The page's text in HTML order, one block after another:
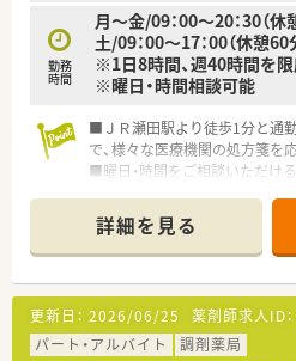
勤務
時間
月～金/09：00～20：30（休
土/09：00～17：00（休憩60
※1日8時間、週40時間を
※曜日・時間相談可能
■ＪＲ瀬田駅より徒歩1分と通
で、様々な医療機関の処方箋を
■曜日・時間をご相談いただけ
■17時～は時給ＵＰ！夜間帯に
す。
詳細を見る
更新日： 2026/06/25 薬剤師求人ID：
パート・アルバイト
調剤薬局